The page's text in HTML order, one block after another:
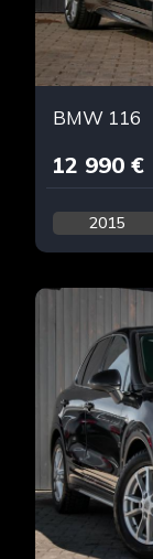
BMW 116
12 990 €
2015